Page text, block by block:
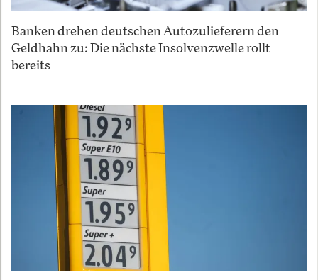
Banken drehen deutschen Autozulieferern den
Geldhahn zu: Die nächste Insolvenzwelle rollt
bereits